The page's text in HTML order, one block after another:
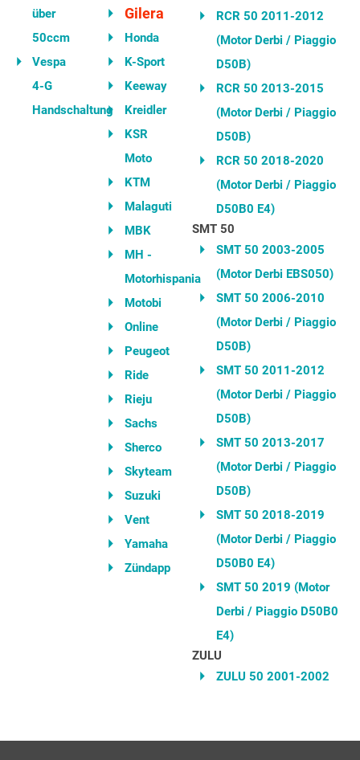
über
50ccm
Vespa
4-G
Handschaltung
Gilera
Honda
K-Sport
Keeway
Kreidler
KSR
Moto
KTM
Malaguti
MBK
MH -
Motorhispania
Motobi
Online
Peugeot
Ride
Rieju
Sachs
Sherco
Skyteam
Suzuki
Vent
Yamaha
Zündapp
RCR 50 2011-2012
(Motor Derbi / Piaggio
D50B)
RCR 50 2013-2015
(Motor Derbi / Piaggio
D50B)
RCR 50 2018-2020
(Motor Derbi / Piaggio
D50B0 E4)
SMT 50
SMT 50 2003-2005
(Motor Derbi EBS050)
SMT 50 2006-2010
(Motor Derbi / Piaggio
D50B)
SMT 50 2011-2012
(Motor Derbi / Piaggio
D50B)
SMT 50 2013-2017
(Motor Derbi / Piaggio
D50B)
SMT 50 2018-2019
(Motor Derbi / Piaggio
D50B0 E4)
SMT 50 2019 (Motor
Derbi / Piaggio D50B0
E4)
ZULU
ZULU 50 2001-2002